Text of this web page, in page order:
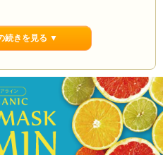
の注意をご確認下さい。
続きを見る ▼